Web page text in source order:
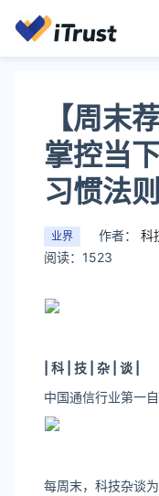
【周末
掌控当
习惯法则
业界 作者： 科
阅读：1523
| 科 技 | 杂
谈 |
中国通信行业第一
每周末，科技杂谈